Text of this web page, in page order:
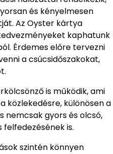
és kényelmesen
Az Oyster kártya
kaphatunk
Érdemes előre tervezni
a csúcsidőszakokat,
is működik, ami
közlekedésre, különösen a
nemcsak gyors és olcsó,
is.
szintén könnyen